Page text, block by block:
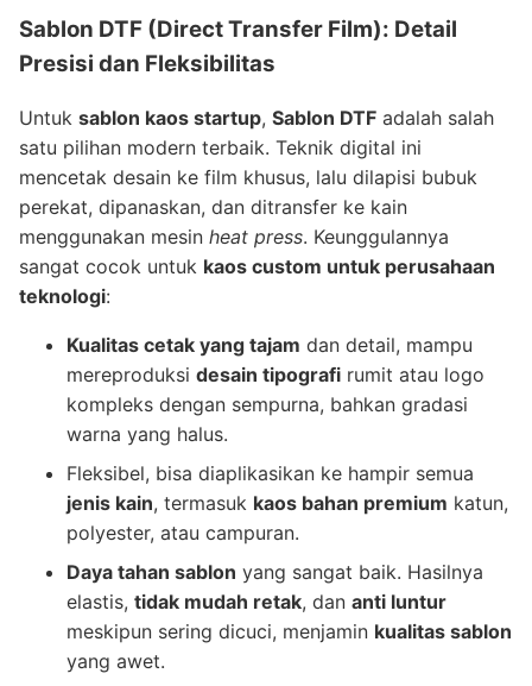
Sablon DTF (Direct Transfer Film): Detail
Presisi dan Fleksibilitas
Untuk sablon kaos startup, Sablon DTF adalah salah
satu pilihan modern terbaik. Teknik digital ini
mencetak desain ke film khusus, lalu dilapisi bubuk
perekat, dipanaskan, dan ditransfer ke kain
menggunakan mesin heat press. Keunggulannya
sangat cocok untuk kaos custom untuk perusahaan
teknologi:
Kualitas cetak yang tajam dan detail, mampu
mereproduksi desain tipografi rumit atau logo
kompleks dengan sempurna, bahkan gradasi
warna yang halus.
Fleksibel, bisa diaplikasikan ke hampir semua
jenis kain, termasuk kaos bahan premium katun,
polyester, atau campuran.
Daya tahan sablon yang sangat baik. Hasilnya
elastis, tidak mudah retak, dan anti luntur
meskipun sering dicuci, menjamin kualitas sablon
yang awet.